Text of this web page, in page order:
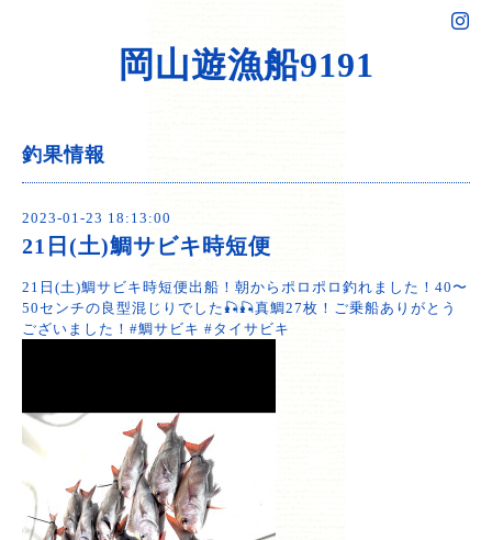
岡山遊漁船9191
釣果情報
2023-01-23 18:13:00
21日(土)鯛サビキ時短便
21日(土)鯛サビキ時短便出船！朝からポロポロ釣れました！40〜
50センチの良型混じりでした🎣🎣真鯛27枚！ご乗船ありがとう
ございました！#鯛サビキ #タイサビキ